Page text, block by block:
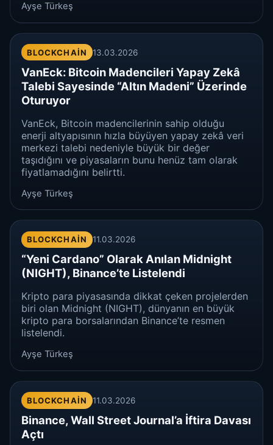
Ayşe Türkeş
BLOCKCHAIN 13.03.2026
VanEck: Bitcoin Madencileri Yapay Zekâ
Talebi Sayesinde “Altın Madeni” Üzerinde
Oturuyor
VanEck, Bitcoin madencilerinin sahip olduğu
enerji altyapısının hızla büyüyen yapay zekâ veri
merkezi talebi nedeniyle büyük bir değer
taşıdığını ve piyasaların bunu henüz tam olarak
fiyatlamadığını belirtti.
Ayşe Türkeş
BLOCKCHAIN 11.03.2026
“Yeni Cardano” Olarak Anılan Midnight
(NIGHT), Binance’te Listelendi
Kripto para piyasasında dikkat çeken projelerden
biri olan Midnight (NIGHT), dünyanın en büyük
kripto para borsalarından Binance’te resmen
listelendi.
Ayşe Türkeş
BLOCKCHAIN 11.03.2026
Binance, Wall Street Journal’a İftira Davası
Açtı